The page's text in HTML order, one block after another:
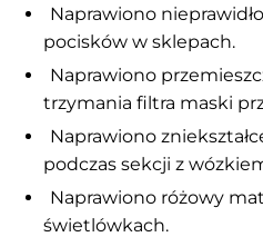
Naprawiono
pocisków w sklepach.
Naprawiono
trzymania filtra maski
Naprawiono
podczas sekcji z
Naprawiono różowy
świetlówkach.